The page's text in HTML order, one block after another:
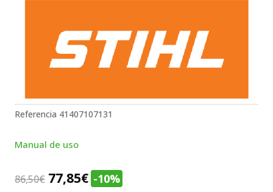
Referencia 41407107131
Manual de uso
86,50€ El
77,85€El-10%